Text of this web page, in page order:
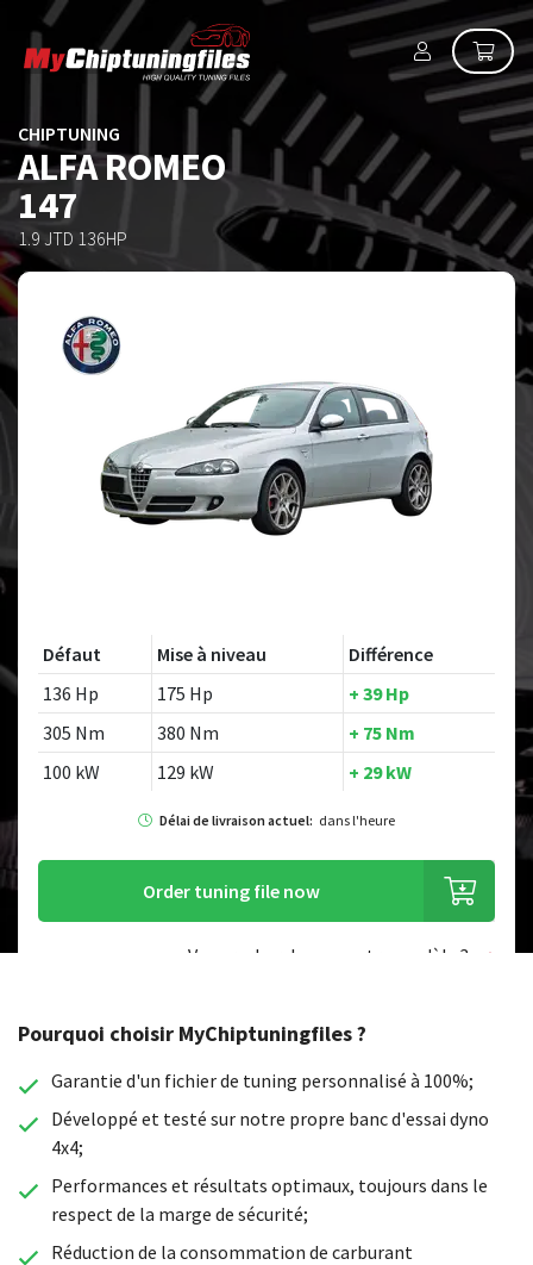
CHIPTUNING
ALFA ROMEO
147
1.9 JTD 136HP
Défaut Mise à niveau
Différence
136 Hp
175 Hp
+ 39 Hp
305 Nm
380 Nm
+ 75 Nm
100 kW
129 kW + 29 kW
Délai de livraison actuel: dans l'heure
Order tuning file now
Vous recherchez un autre modèle ?
Pourquoi choisir MyChiptuningfiles ?
Garantie d'un fichier de tuning personnalisé à 100%;
Développé et testé sur notre propre banc d'essai dyno
4x4;
Performances et résultats optimaux, toujours dans le
respect de la marge de sécurité;
Réduction de la consommation de carburant